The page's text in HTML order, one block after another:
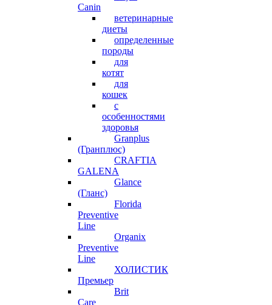
Canin
ветеринарные
диеты
определенные
породы
для
котят
для
кошек
с
особенностями
здоровья
Granplus
(Гранплюс)
CRAFTIA
GALENA
Glance
(Гланс)
Florida
Preventive
Line
Organix
Preventive
Line
ХОЛИСТИК
Премьер
Brit
Care